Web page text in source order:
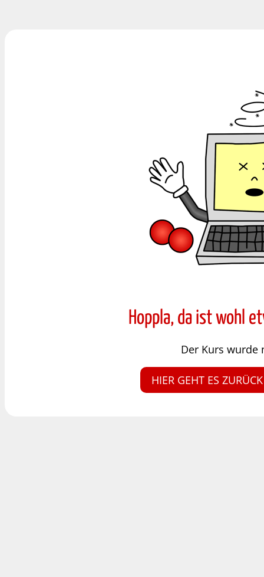
Hoppla, da ist wohl
Der Kurs wurde
HIER GEHT ES